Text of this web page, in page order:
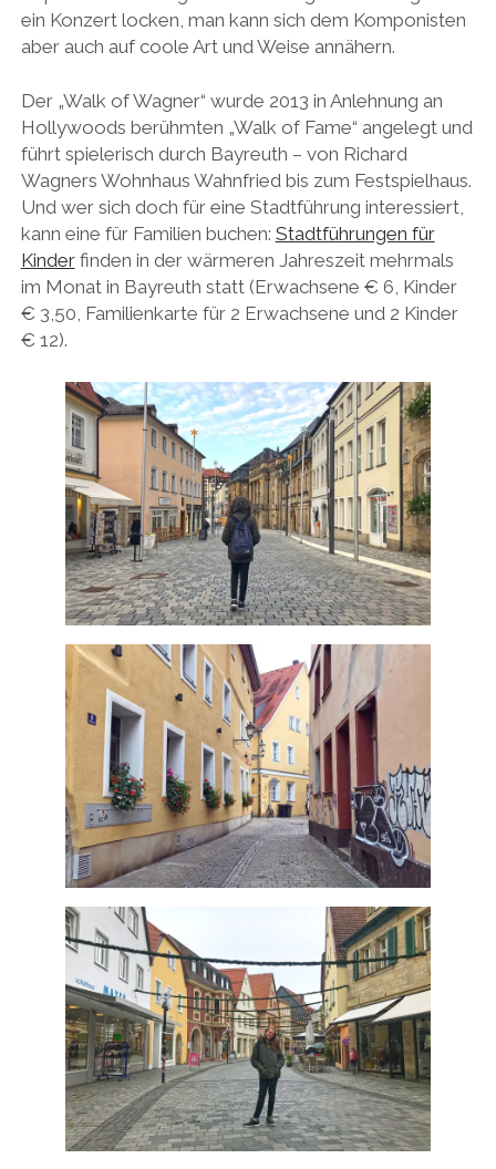
ein Konzert locken, man kann sich dem Komponisten
aber auch auf coole Art und Weise annähern.
Der „Walk of Wagner“ wurde 2013 in Anlehnung an
Hollywoods berühmten „Walk of Fame“ angelegt und
führt spielerisch durch Bayreuth – von Richard
Wagners Wohnhaus Wahnfried bis zum Festspielhaus.
Und wer sich doch für eine Stadtführung interessiert,
kann eine für Familien buchen: Stadtführungen für
Kinderfinden in der wärmeren Jahreszeit mehrmals
im Monat in Bayreuth statt (Erwachsene € 6, Kinder
€ 3,50, Familienkarte für 2 Erwachsene und 2 Kinder
€ 12).